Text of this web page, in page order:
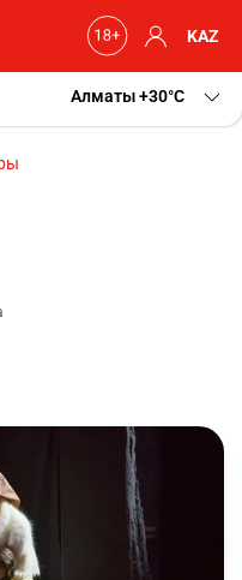
KAZ
Алматы+30 C